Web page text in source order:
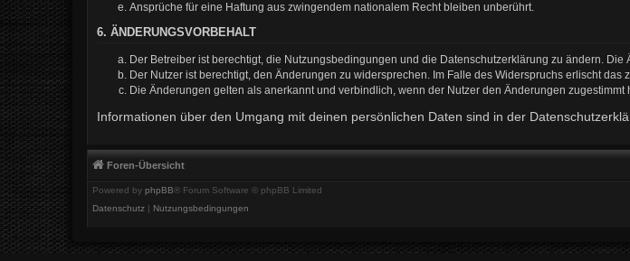
Ansprüche für eine Haftung aus zwingendem nationalem Recht bleiben unberührt.
6. ÄNDERUNGSVORBEHALT
Der Betreiber ist berechtigt, die Nutzungsbedingungen und die Datenschutzerklärung zu ändern. Die
Der Nutzer ist berechtigt, den Änderungen zu widersprechen. Im Falle des Widerspruchs erlischt
Die Änderungen gelten als anerkannt und verbindlich, wenn der Nutzer den Änderungen zugestimmt
Informationen über den Umgang mit deinen persönlichen Daten sind in der
Foren-Übersicht
Powered by phpBB® Forum Software © phpBB Limited
Datenschutz | Nutzungsbedingungen